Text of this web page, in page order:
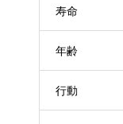
寿命
年齢
行動